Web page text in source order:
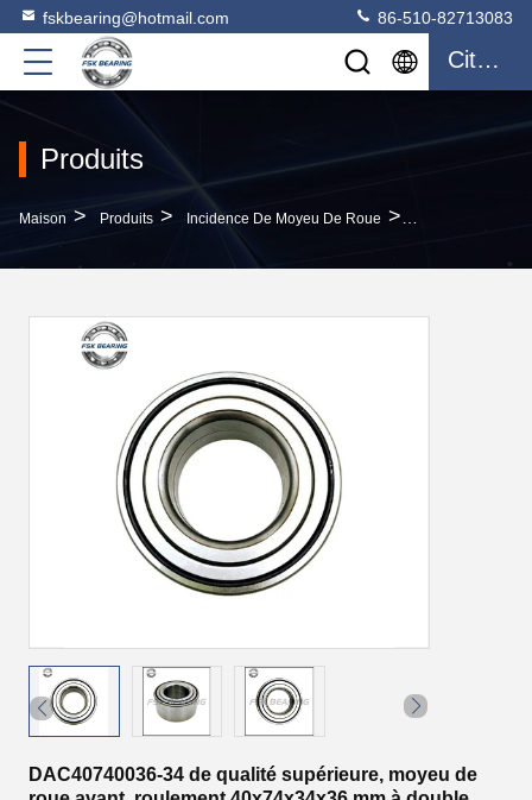
fskbearing@hotmail.com 86-510-82713083
Citation
Produits
Maison > Produits > Incidence De Moyeu De Roue >
DAC40740036-34 de qualité supérieure, moyeu de